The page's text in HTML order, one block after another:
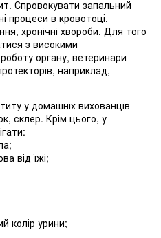
Спровокувати запальний
процеси в кровотоці,
хронічні хвороби. Для того
з високими
органу, ветеринари
наприклад,
у домашніх вихованців -
склер. Крім цього, у
від їжі;
колір урини;